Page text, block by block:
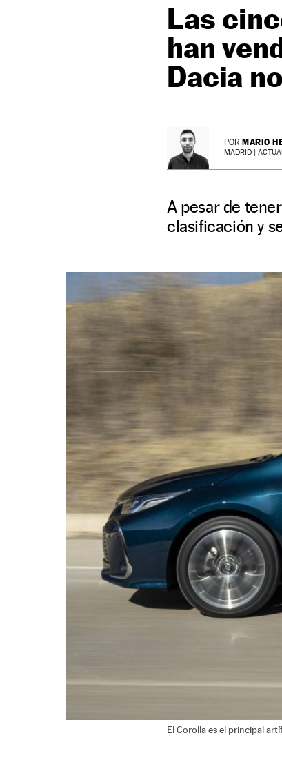
Las
han
Dacia
POR MARIO
MADRID |
A pesar de
clasificación y
El Corolla es el principal